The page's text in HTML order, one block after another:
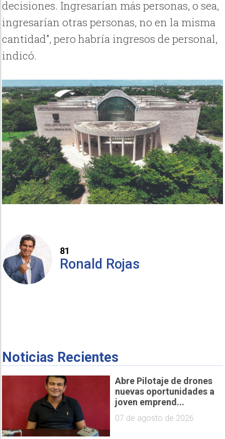
decisiones. Ingresarían más personas, o sea,
ingresarían otras personas, no en la misma
cantidad”, pero habría ingresos de personal,
indicó.
81
Ronald Rojas
Noticias Recientes
Abre Pilotaje de drones
nuevas oportunidades a
joven emprend...
07 de agosto de 2026